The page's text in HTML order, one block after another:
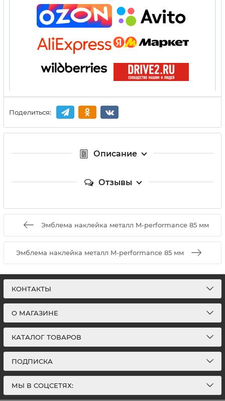
Поделиться:
Описание
Отзывы
Эмблема наклейка металл M-performance 85 мм
Эмблема наклейка металл M-performance 85 мм
КОНТАКТЫ
О МАГАЗИНЕ
КАТАЛОГ ТОВАРОВ
ПОДПИСКА
МЫ В СОЦСЕТЯХ: